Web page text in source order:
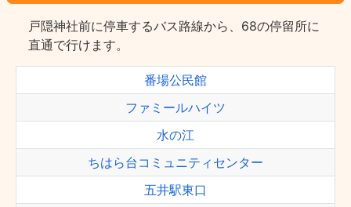
戸隠神社前に停車するバス路線から、68の停留所に
直通で行けます。
番場公民館
ファミールハイツ
水の江
ちはら台コミュニティセンター
五井駅東口